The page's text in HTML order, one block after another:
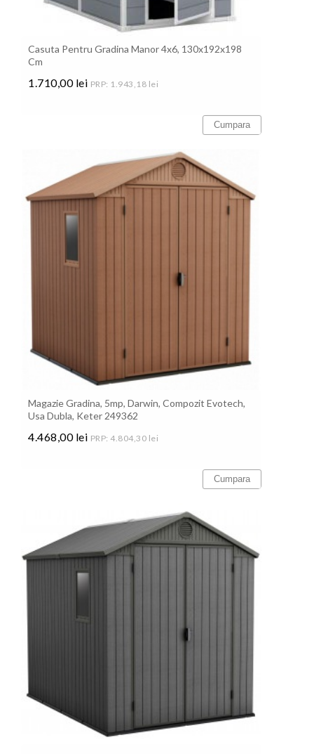
Casuta Pentru Gradina Manor 4x6, 130x192x198
Cm
1.710,00 lei PRP: 1.943,18 lei
Cumpara
Magazie Gradina, 5mp, Darwin, Compozit Evotech,
Usa Dubla, Keter 249362
4.468,00 lei PRP: 4.804,30 lei
Cumpara